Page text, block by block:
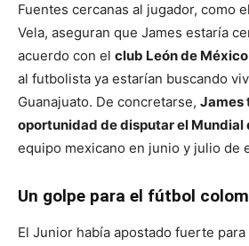
Fuentes cercanas al jugador, como
Vela, aseguran que James estaría
acuerdo con el club León de México
al futbolista ya estarían buscando
Guanajuato. De concretarse, James
oportunidad de disputar el Mundial
equipo mexicano en junio y julio de
Un golpe para el fútbol
El Junior había apostado fuerte